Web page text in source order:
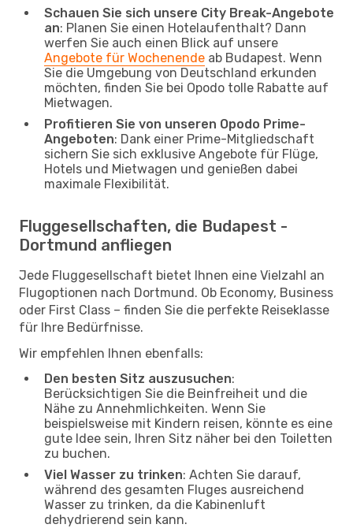
Schauen Sie sich unsere City Break-Angebote
an: Planen Sie einen Hotelaufenthalt? Dann
werfen Sie auch einen Blick auf unsere
Angebote für Wochenende ab Budapest. Wenn
Sie die Umgebung von Deutschland erkunden
möchten, finden Sie bei Opodo tolle Rabatte auf
Mietwagen.
Profitieren Sie von unseren Opodo Prime-
Angeboten: Dank einer Prime-Mitgliedschaft
sichern Sie sich exklusive Angebote für Flüge,
Hotels und Mietwagen und genießen dabei
maximale Flexibilität.
Fluggesellschaften, die Budapest -
Dortmund anfliegen
Jede Fluggesellschaft bietet Ihnen eine Vielzahl an
Flugoptionen nach Dortmund. Ob Economy, Business
oder First Class – finden Sie die perfekte Reiseklasse
für Ihre Bedürfnisse.
Wir empfehlen Ihnen ebenfalls:
Den besten Sitz auszusuchen:
Berücksichtigen Sie die Beinfreiheit und die
Nähe zu Annehmlichkeiten. Wenn Sie
beispielsweise mit Kindern reisen, könnte es eine
gute Idee sein, Ihren Sitz näher bei den Toiletten
zu buchen.
Viel Wasser zu trinken: Achten Sie darauf,
während des gesamten Fluges ausreichend
Wasser zu trinken, da die Kabinenluft
dehydrierend sein kann.